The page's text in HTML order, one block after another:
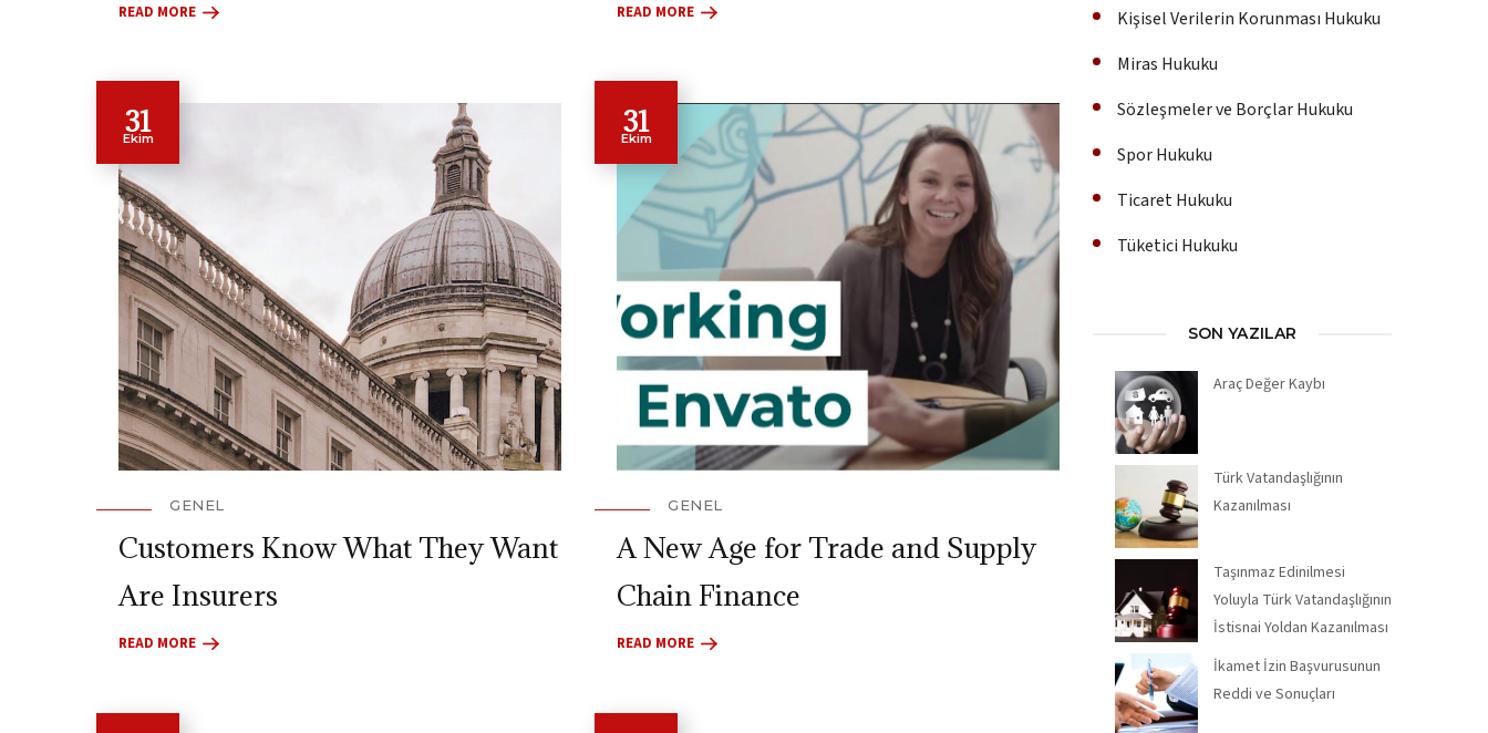
READ MORE READ MORE
31
Ekim
GENEL
Customers Know What They Want
Are Insurers
READ MORE
31
Ekim
GENEL
A New Age for Trade and Supply
Chain Finance
READ MORE
Kişisel Verilerin Korunması Hukuku
Miras Hukuku
Sözleşmeler ve Borçlar Hukuku
Spor Hukuku
Ticaret Hukuku
Tüketici Hukuku
SON YAZILAR
Araç Değer Kaybı
Türk Vatandaşlığının
Kazanılması
Taşınmaz Edinilmesi
Yoluyla Türk Vatandaşlığının
İstisnai Yoldan Kazanılması
İkamet İzin Başvurusunun
Reddi ve Sonuçları